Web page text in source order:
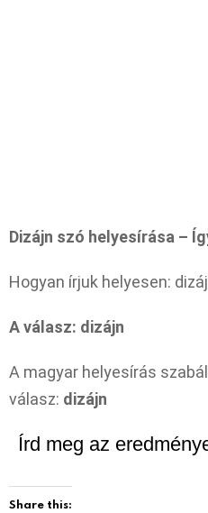
Dizájn szó helyesírása –
Hogyan írjuk helyesen:
A válasz: dizájn
A magyar helyesírás
válasz: dizájn
Írd meg az
Share this: